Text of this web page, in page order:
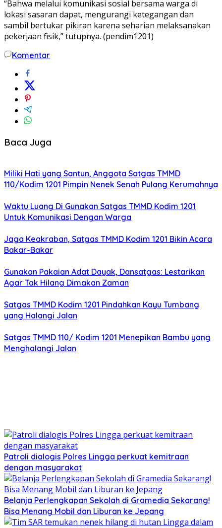
“Bahwa melalui komunikasi sosial bersama warga di
lokasi sasaran dapat, mengurangi ketegangan dan
sambil bertukar pikiran karena seharian melaksanakan
pekerjaan fisik,” tutupnya. (pendim1201)
Komentar
Baca Juga
Miliki Hati yang Santun, Anggota Satgas TMMD
110/Kodim 1201 Pimpin Nenek Senah Pulang Kerumahnya
Waktu Luang Di Gunakan Satgas TMMD Kodim 1201
Untuk Komunikasi Dengan Warga
Jaga Keakraban, Satgas TMMD Kodim 1201 Bikin Acara
Bakar-Bakar
Gunakan Pakaian Adat Dayak, Dansatgas: Lestarikan
Agar Tak Hilang Dimakan Zaman
Satgas TMMD Kodim 1201 Pindahkan Kayu Tumbang
yang Halangi Jalan
Satgas TMMD 110/ Kodim 1201 Menepikan Bambu yang
Menghalangi Jalan
Patroli dialogis Polres Lingga perkuat kemitraan
dengan masyarakat
Belanja Perlengkapan Sekolah di Gramedia Sekarang!
Bisa Menang Mobil dan Liburan ke Jepang